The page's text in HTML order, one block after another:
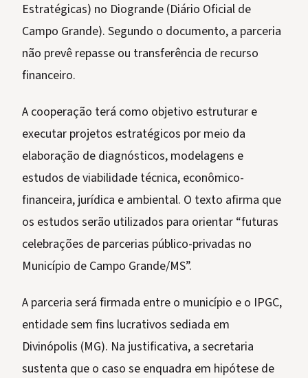
Estratégicas) no Diogrande (Diário Oficial de
Campo Grande). Segundo o documento, a parceria
não prevê repasse ou transferência de recurso
financeiro.
A cooperação terá como objetivo estruturar e
executar projetos estratégicos por meio da
elaboração de diagnósticos, modelagens e
estudos de viabilidade técnica, econômico-
financeira, jurídica e ambiental. O texto afirma que
os estudos serão utilizados para orientar “futuras
celebrações de parcerias público-privadas no
Município de Campo Grande/MS”.
A parceria será firmada entre o município e o IPGC,
entidade sem fins lucrativos sediada em
Divinópolis (MG). Na justificativa, a secretaria
sustenta que o caso se enquadra em hipótese de